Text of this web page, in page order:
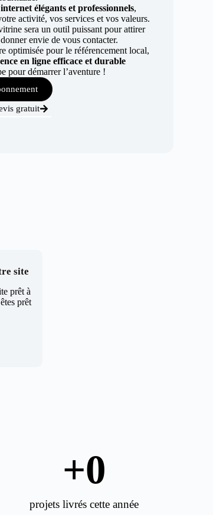
élégants et professionnels,
activité, vos services et vos valeurs.
sera un outil puissant pour attirer
envie de vous contacter.
optimisée pour le référencement local,
en ligne efficace et durable
pour démarrer l’aventure !
gratuit
site
prêt à
prêt
projets livrés cette année
+0